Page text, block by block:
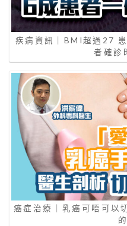
疾病資訊｜BMI超過27
者確診
癌症治療｜乳癌可唔可以